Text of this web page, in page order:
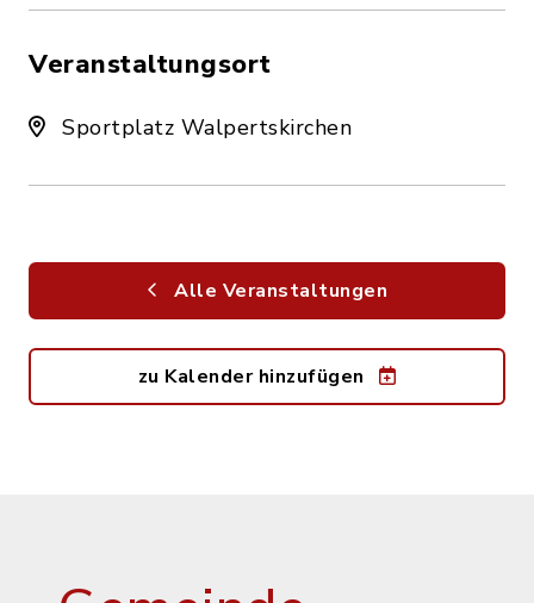
Veranstaltungsort
Sportplatz Walpertskirchen
Alle Veranstaltungen
zu Kalender hinzufügen